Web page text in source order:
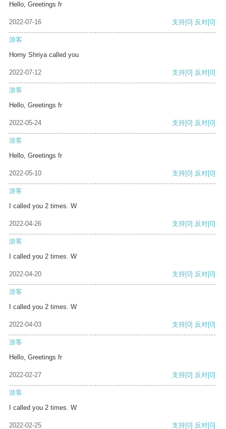
Hello, Greetings fr
2022-07-16 支持[0] 反对[0]
游客
Horny Shriya called you
2022-07-12 支持[0] 反对[0]
游客
Hello, Greetings fr
2022-05-24 支持[0] 反对[0]
游客
Hello, Greetings fr
2022-05-10 支持[0] 反对[0]
游客
I called you 2 times. W
2022-04-26 支持[0] 反对[0]
游客
I called you 2 times. W
2022-04-20 支持[0] 反对[0]
游客
I called you 2 times. W
2022-04-03 支持[0] 反对[0]
游客
Hello, Greetings fr
2022-02-27 支持[0] 反对[0]
游客
I called you 2 times. W
2022-02-25 支持[0] 反对[0]